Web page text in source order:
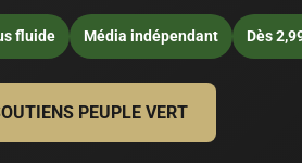
fluide Média indépendant Dès
PEUPLE VERT